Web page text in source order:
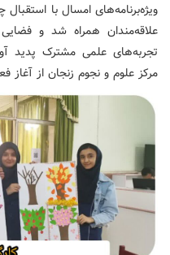
ویژه‌برنامه‌های امسال با
علاقه‌مندان همراه شد و
تجربه‌های علمی مشترک پدید
مرکز علوم و نجوم زنجان از آغاز